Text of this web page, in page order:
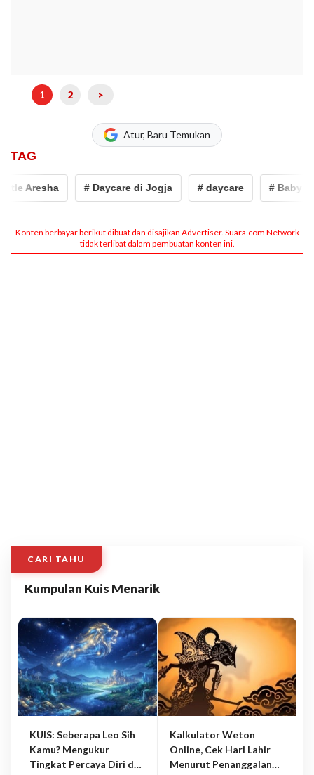
1 2 >
Atur, Baru Temukan
TAG
Aresha # Daycare di Jogja # daycare # Baby
CARI TAHU
Kumpulan Kuis Menarik
KUIS: Seberapa Leo Sih
Kamu? Mengukur
Tingkat Percaya Diri dan
Kalkulator Weton
Online, Cek Hari Lahir
Menurut Penanggalan